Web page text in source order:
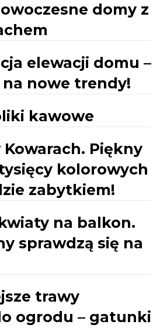
domy z
elewacji domu –
nowe trendy!
kawowe
Kowarach. Piękny
kolorowych
zabytkiem!
na balkon.
sprawdzą się na
trawy
ogrodu – gatunki